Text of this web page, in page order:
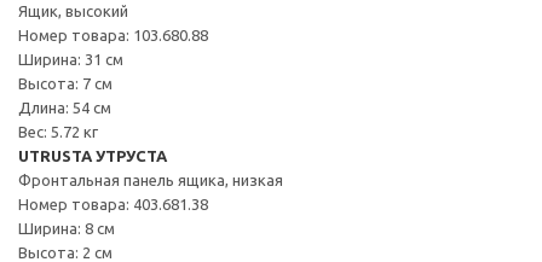
Ящик, высокий
Номер товара: 103.680.88
Ширина: 31 см
Высота: 7 см
Длина: 54 см
Вес: 5.72 кг
UTRUSTA УТРУСТА
Фронтальная панель ящика, низкая
Номер товара: 403.681.38
Ширина: 8 см
Высота: 2 см